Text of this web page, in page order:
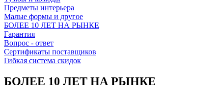
Предметы интерьера
Малые формы и другое
БОЛЕЕ 10 ЛЕТ НА РЫНКЕ
Гарантия
Вопрос - ответ
Сертификаты поставщиков
Гибкая система скидок
БОЛЕЕ 10 ЛЕТ НА РЫНКЕ